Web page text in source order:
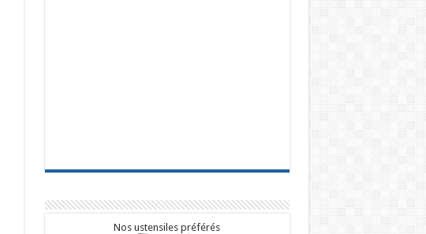
Nos ustensiles préférés